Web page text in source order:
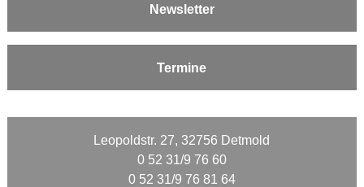
Newsletter
Termine
Leopoldstr. 27, 32756 Detmold
0 52 31/9 76 60
0 52 31/9 76 81 64